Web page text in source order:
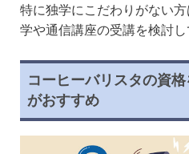
特に独学にこだわりがない
学や通信講座の受講を検討し
コーヒーバリスタの資
がおすすめ